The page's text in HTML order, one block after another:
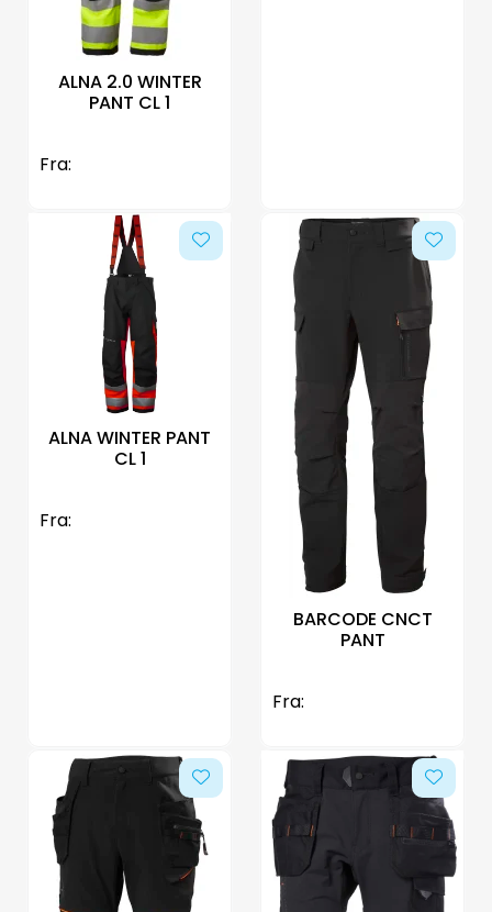
ALNA 2.0 WINTER
PANT CL 1
Fra:
ALNA WINTER PANT
CL 1
Fra:
BARCODE CNCT
PANT
Fra: